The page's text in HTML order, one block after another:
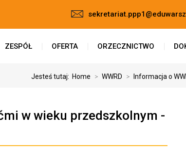
ZESPÓŁ OFERTA ORZECZNICTWO
Jesteś tutaj: Home > WWRD > Informacja o
w wieku przedszkolnym -